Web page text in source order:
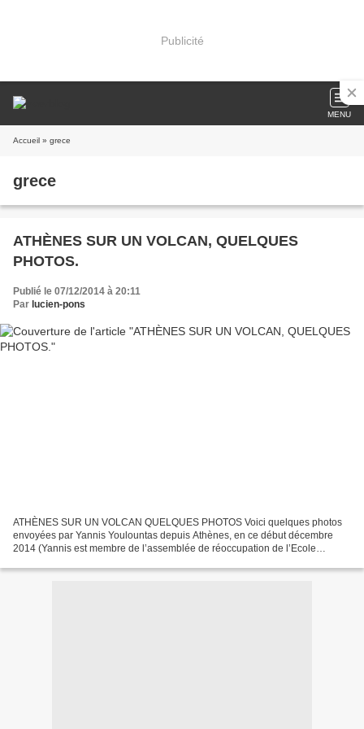
Publicité
MENU
Accueil » grece
grece
ATHÈNES SUR UN VOLCAN, QUELQUES
PHOTOS.
Publié le 07/12/2014 à 20:11
Par lucien-pons
ATHÈNES SUR UN VOLCAN QUELQUES PHOTOS Voici quelques photos
envoyées par Yannis Youlountas depuis Athènes, en ce début décembre
2014 (Yannis est membre de l’assemblée de réoccupation de l’Ecole